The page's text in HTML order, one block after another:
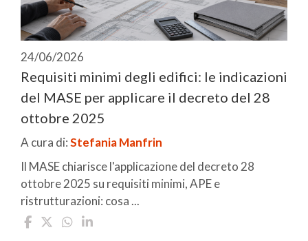
24/06/2026
Requisiti minimi degli edifici: le indicazioni
del MASE per applicare il decreto del 28
ottobre 2025
A cura di:Stefania Manfrin
Il MASE chiarisce l'applicazione del decreto 28
ottobre 2025 su requisiti minimi, APE e
ristrutturazioni: cosa ...